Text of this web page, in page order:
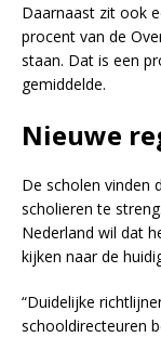
Daarnaast zit ook
procent van de
staan. Dat is een
gemiddelde.
Nieuwe
De scholen vinden
scholieren te
Nederland wil dat
kijken naar de
“Duidelijke
schooldirecteuren